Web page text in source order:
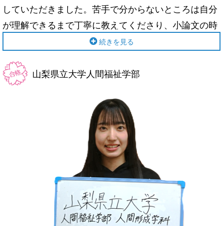
していただきました。苦手で分からないところは自分
が理解できるまで丁寧に教えてくださり、小論文の時
間配分や書き方のコツなどを身につけることができま
ださいました。先生方のおかげで楽しく勉強できまし
た。
続きを見る
山梨県立大学人間福祉学部